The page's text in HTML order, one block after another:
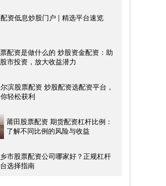
配资低息炒股门户 | 精选平台速览
配资是做什么的 炒股资金配资：助
市投资，放大收益潜力
滨股票配资 炒股配资选配资平台，
轻松获利
莆田股票配资 期货配资杠杆比例：
了解不同比例的风险与收益
市股票配资公司哪家好？正规杠杆
选择指南